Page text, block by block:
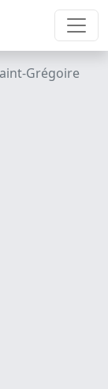
Grégoire